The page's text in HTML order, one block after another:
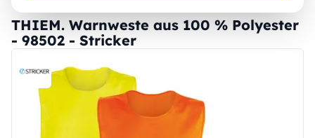
THIEM. Warnweste aus 100 % Polyester
- 98502 - Stricker